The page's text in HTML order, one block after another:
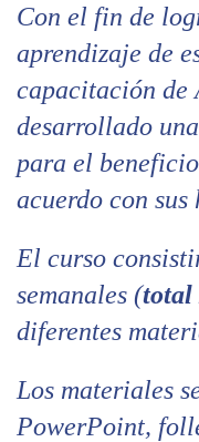
Con el fin de
aprendizaje de
capacitación de
desarrollado
para el
acuerdo con sus
El curso
semanales (total
diferentes
Los materiales
PowerPoint,